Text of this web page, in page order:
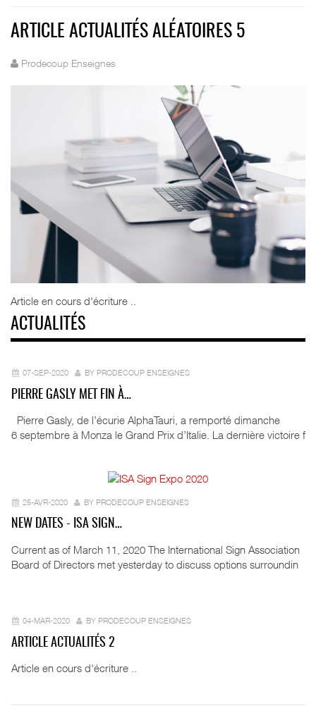
ARTICLE ACTUALITÉS ALÉATOIRES 5
Prodecoup Enseignes
Article en cours d'écriture ..
ACTUALITÉS
07-SEP-2020 BY PRODECOUP ENSEIGNES
PIERRE GASLY MET FIN À…
Pierre Gasly, de l’écurie AlphaTauri, a remporté dimanche
6 septembre à Monza le Grand Prix d’Italie. La dernière victoire f
25-AVR-2020 BY PRODECOUP ENSEIGNES
NEW DATES - ISA SIGN…
Current as of March 11, 2020 The International Sign Association
Board of Directors met yesterday to discuss options surroundin
04-MAR-2020 BY PRODECOUP ENSEIGNES
ARTICLE ACTUALITÉS 2
Article en cours d'écriture ..